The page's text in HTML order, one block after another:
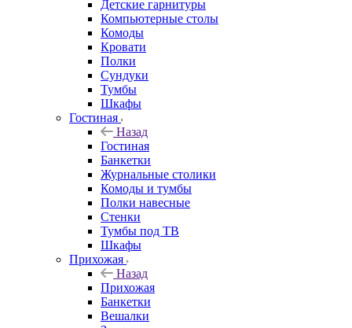
Детские гарнитуры
Компьютерные столы
Комоды
Кровати
Полки
Сундуки
Тумбы
Шкафы
Гостиная
Назад
Гостиная
Банкетки
Журнальные столики
Комоды и тумбы
Полки навесные
Стенки
Тумбы под ТВ
Шкафы
Прихожая
Назад
Прихожая
Банкетки
Вешалки